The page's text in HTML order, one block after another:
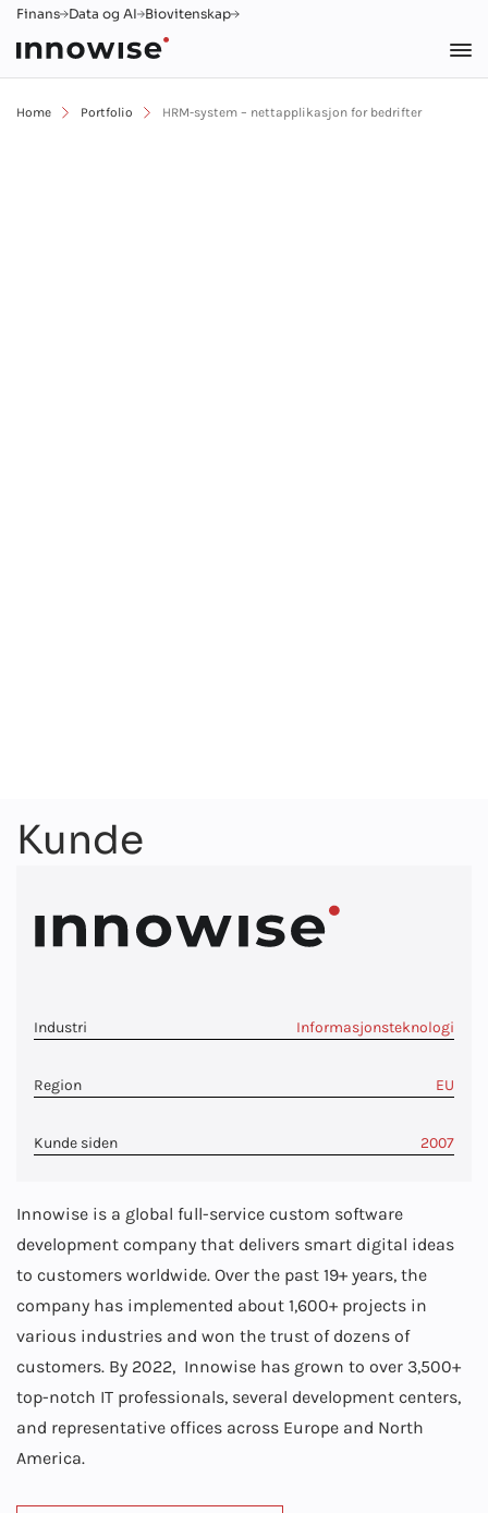
Finans Data og AI Biovitenskap
Home Portfolio HRM-system – nettapplikasjon for bedrifter
Kunde
Industri Informasjonsteknologi
Region EU
Kunde siden 2007
Innowise is a global full-service custom software
development company that delivers smart digital ideas
to customers worldwide. Over the past 19+ years, the
company has implemented about 1,600+ projects in
various industries and won the trust of dozens of
customers. By 2022, Innowise has grown to over 3,500+
top-notch IT professionals, several development centers,
and representative offices across Europe and North
America.